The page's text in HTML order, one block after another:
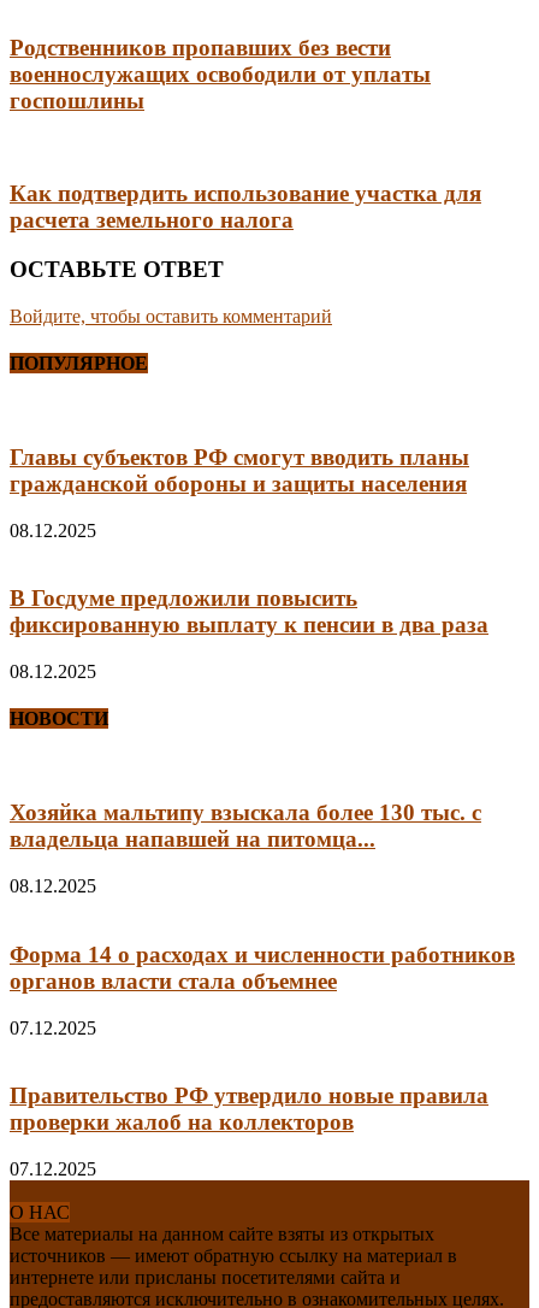
Родственников пропавших без вести
военнослужащих освободили от уплаты
госпошлины
Как подтвердить использование участка для
расчета земельного налога
ОСТАВЬТЕ ОТВЕТ
Войдите, чтобы оставить комментарий
ПОПУЛЯРНОЕ
Главы субъектов РФ смогут вводить планы
гражданской обороны и защиты населения
08.12.2025
В Госдуме предложили повысить
фиксированную выплату к пенсии в два раза
08.12.2025
НОВОСТИ
Хозяйка мальтипу взыскала более 130 тыс. с
владельца напавшей на питомца...
08.12.2025
Форма 14 о расходах и численности работников
органов власти стала объемнее
07.12.2025
Правительство РФ утвердило новые правила
проверки жалоб на коллекторов
07.12.2025
О НАС
Все материалы на данном сайте взяты из открытых
источников — имеют обратную ссылку на материал в
интернете или присланы посетителями сайта и
предоставляются исключительно в ознакомительных целях.